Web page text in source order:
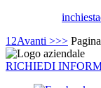
inchiesta
1 2Avanti >>>
RICHIEDI